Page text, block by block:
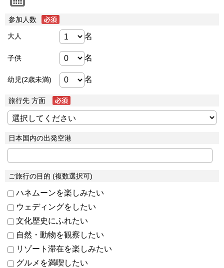
参加人数
大人 名
子供 名
幼児(2歳未満) 名
旅行先 方面
日本国内の出発空港
ご旅行の目的 (複数選択可)
ハネムーンを楽しみたい
ウェディングをしたい
文化歴史にふれたい
自然・動物を観察したい
リゾート滞在を楽しみたい
グルメを満喫したい